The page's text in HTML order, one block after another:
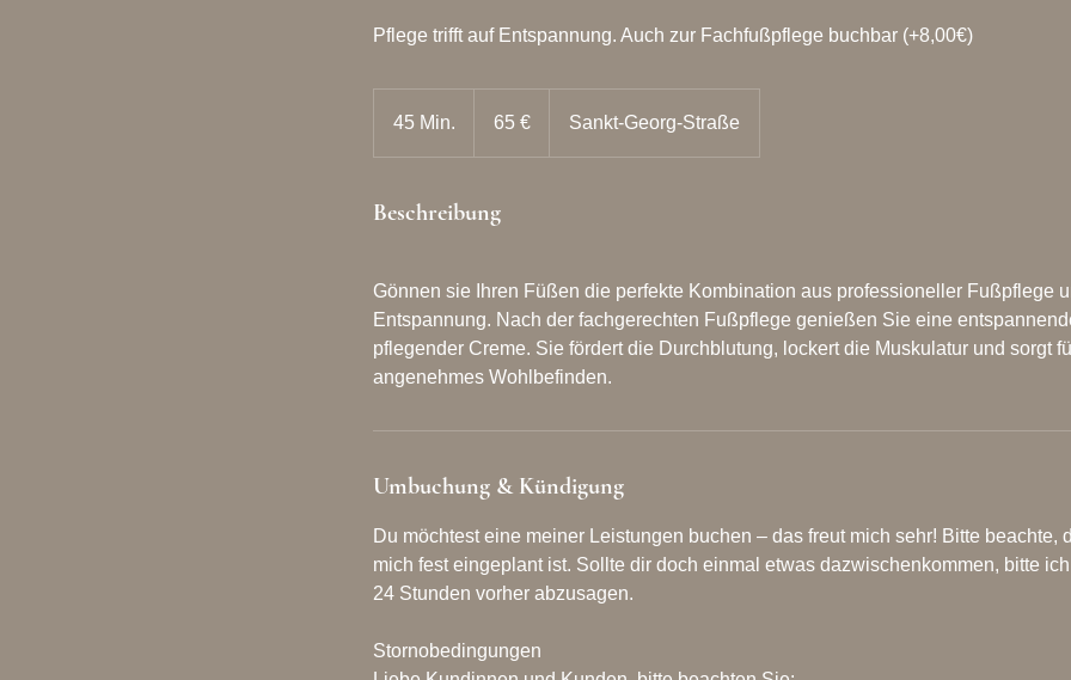
Pflege trifft auf Entspannung. Auch zur Fachfußpflege buchbar (+8,00€)
45 Min.
5
i
65 € Sankt-Georg-Straße
Beschreibung
Gönnen sie Ihren Füßen die perfekte Kombination aus professioneller Fußpflege
Entspannung. Nach der fachgerechten Fußpflege genießen Sie eine
pflegender Creme. Sie fördert die Durchblutung, lockert die Muskulatur und sorgt
angenehmes Wohlbefinden.
Umbuchung & Kündigung
Du möchtest eine meiner Leistungen buchen – das freut mich sehr! Bitte beachte,
mich fest eingeplant ist. Sollte dir doch einmal etwas dazwischenkommen, bitte
24 Stunden vorher abzusagen.
Stornobedingungen